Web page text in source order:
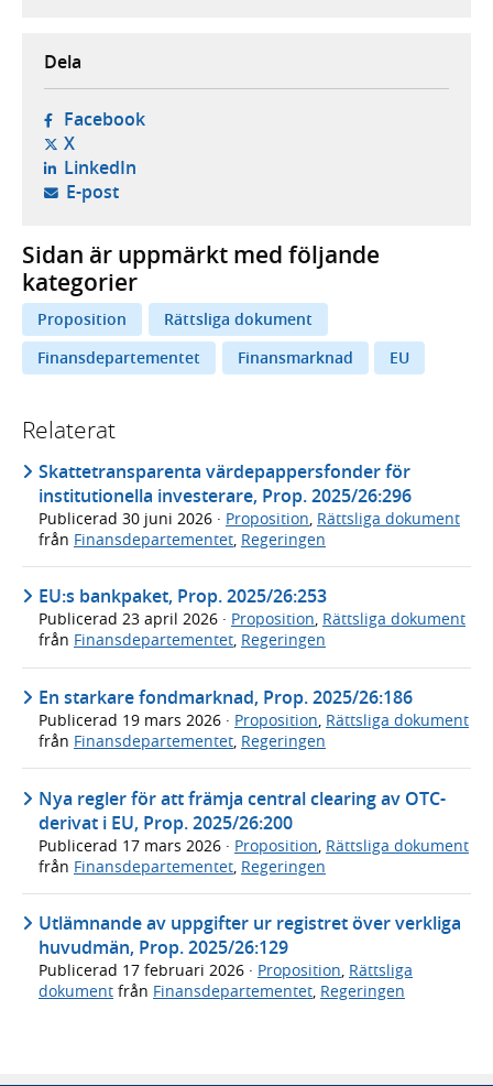
Dela
Facebook- öppnas i ny flik, extern webbplats,
X- öppnas i ny flik, extern webbplats,
LinkedIn- öppnas i ny flik, extern webbplats,
E-post- öppnar din e-postklient,
Sidan är uppmärkt med följande
kategorier
Proposition
Rättsliga dokument
Finansdepartementet
Finansmarknad EU
Relaterat
Skattetransparenta värdepappersfonder för
institutionella investerare, Prop. 2025/26:296
Publicerad 30 juni 2026 · Proposition Rättsliga dokument
från Finansdepartementet Regeringen
EU:s bankpaket, Prop. 2025/26:253
Publicerad 23 april 2026 · Proposition, Rättsliga dokument
från Finansdepartementet, Regeringen
En starkare fondmarknad, Prop. 2025/26:186
Publicerad 19 mars 2026 · Proposition, Rättsliga dokument
från Finansdepartementet, Regeringen
Nya regler för att främja central clearing av OTC-
derivat i EU, Prop. 2025/26:200
Publicerad 17 mars 2026 · Proposition Rättsliga dokument
från Finansdepartementet Regeringen
Utlämnande av uppgifter ur registret över verkliga
huvudmän, Prop. 2025/26:129
Publicerad 17 februari 2026 · Proposition, Rättsliga
dokument från Finansdepartementet, Regeringen